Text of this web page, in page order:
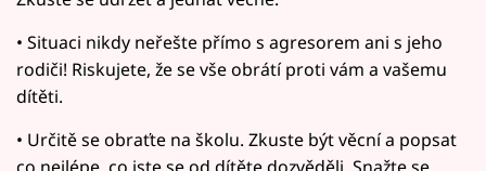
• Situaci nikdy neřešte přímo s agresorem ani s jeho
rodiči! Riskujete, že se vše obrátí proti vám a vašemu
dítěti.
• Určitě se obraťte na školu. Zkuste být věcní a popsat